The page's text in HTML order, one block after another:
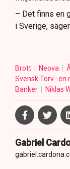
– Det finns en
i Sverige,
Brott Neova
Svensk Torv : en
Banker
Niklas
Gabriel